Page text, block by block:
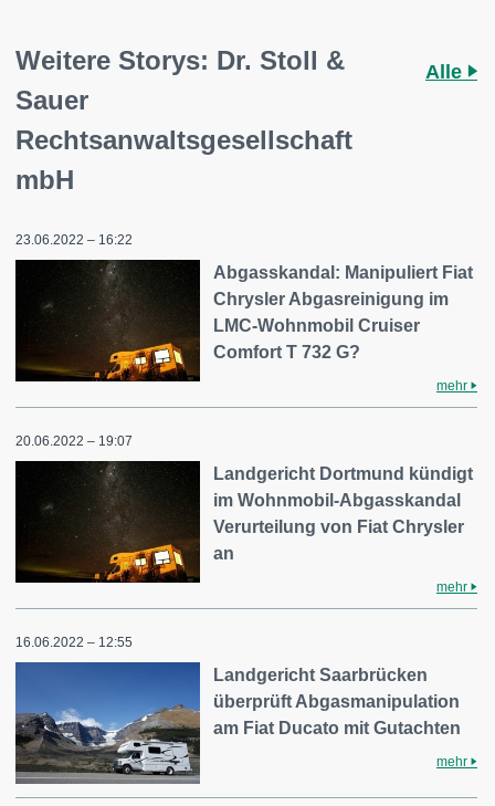
Weitere Storys: Dr. Stoll &
Sauer
Rechtsanwaltsgesellschaft
mbH
Alle
23.06.2022 – 16:22
Abgasskandal: Manipuliert Fiat
Chrysler Abgasreinigung im
LMC-Wohnmobil Cruiser
Comfort T 732 G?
mehr
20.06.2022 – 19:07
Landgericht Dortmund kündigt
im Wohnmobil-Abgasskandal
Verurteilung von Fiat Chrysler
an
mehr
16.06.2022 – 12:55
Landgericht Saarbrücken
überprüft Abgasmanipulation
am Fiat Ducato mit Gutachten
mehr